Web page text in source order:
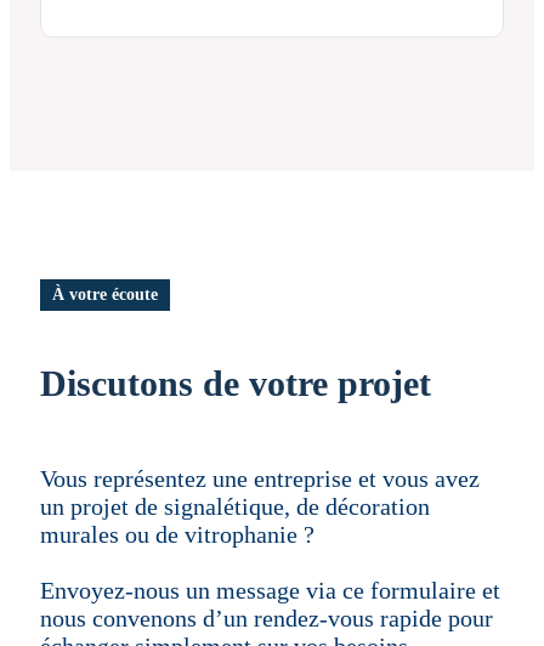
À votre écoute
Discutons de votre projet
Vous représentez une entreprise et vous avez
un projet de signalétique, de décoration
murales ou de vitrophanie ?
Envoyez-nous un message via ce formulaire et
nous convenons d’un rendez-vous rapide pour